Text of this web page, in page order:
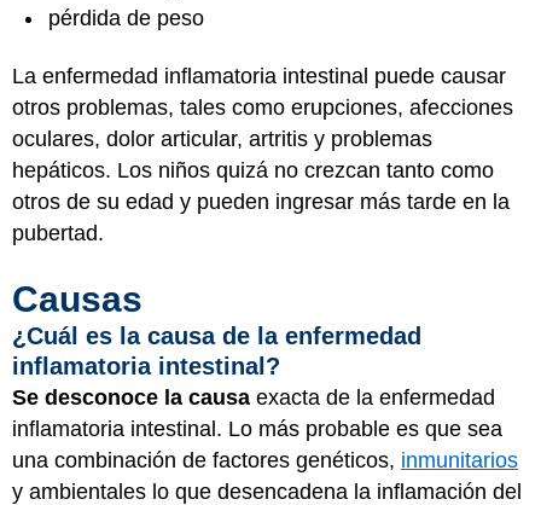
pérdida de peso
La enfermedad inflamatoria intestinal puede causar
otros problemas, tales como erupciones, afecciones
oculares, dolor articular, artritis y problemas
hepáticos. Los niños quizá no crezcan tanto como
otros de su edad y pueden ingresar más tarde en la
pubertad.
Causas
¿Cuál es la causa de la enfermedad
inflamatoria intestinal?
Se desconoce la causa exacta de la enfermedad
inflamatoria intestinal. Lo más probable es que sea
una combinación de factores genéticos, inmunitarios
y ambientales lo que desencadena la inflamación del